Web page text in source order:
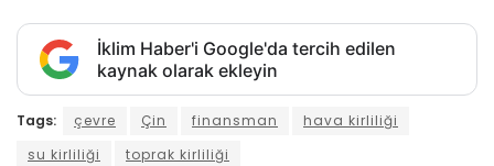
İklim Haber'i Google'da tercih edilen
kaynak olarak ekleyin
Tags: çevre Çin finansman
hava kirliliği
su kirliliği
toprak kirliliği